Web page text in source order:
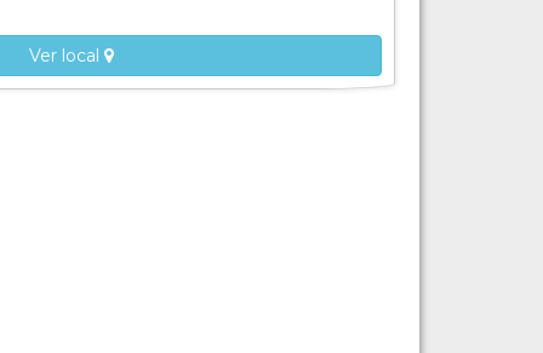
Ver local